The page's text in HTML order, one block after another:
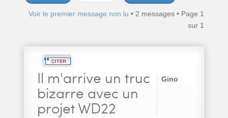
Voir le premier message non lu • 2 messages • Page 1
sur 1
Il m'arrive un truc
bizarre avec un
projet WD22
Gino